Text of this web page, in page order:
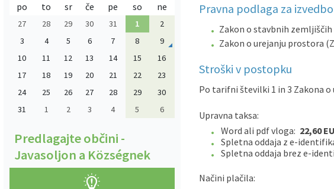
Pravna podlaga za
Zakon o stavbnih zemljiščih
Zakon o urejanju prostora
Stroški v postopku
Po tarifni številki 1 in 3 Zakona o
Upravna taksa:
Word ali pdf vloga: 22,60
Spletna oddaja z e-
Spletna oddaja brez e-
Načini plačila:
po
to sr če pe so ne
27 28 29 30 31 1
2
3
4 5 6 7 8
9
10
11 12 13 14 15
16
17
18 19 20 21 22
23
24
25 26 27 28 29
30
31
1 2 3 4 5 6
Predlagajte občini -
Javasoljon a Községnek